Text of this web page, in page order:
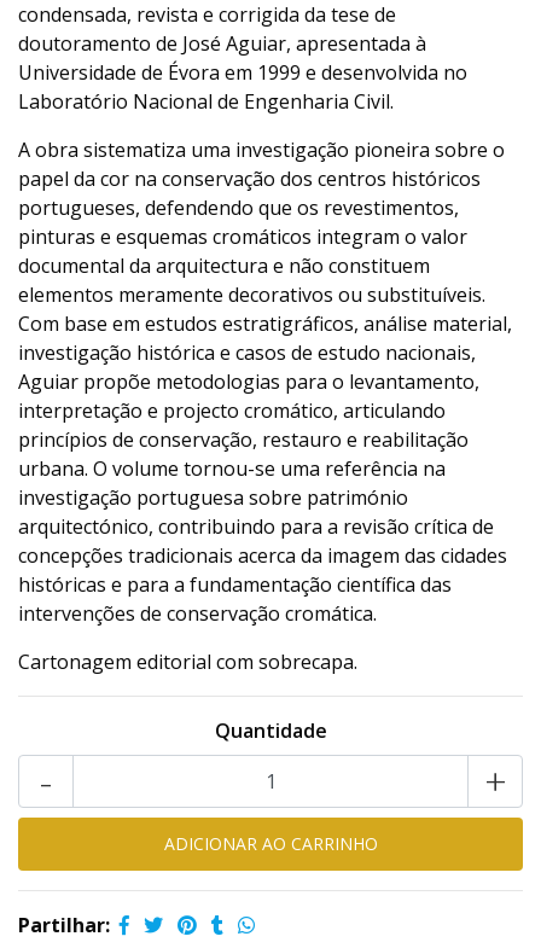
condensada, revista e corrigida da tese de
doutoramento de José Aguiar, apresentada à
Universidade de Évora em 1999 e desenvolvida no
Laboratório Nacional de Engenharia Civil.
A obra sistematiza uma investigação pioneira sobre o
papel da cor na conservação dos centros históricos
portugueses, defendendo que os revestimentos,
pinturas e esquemas cromáticos integram o valor
documental da arquitectura e não constituem
elementos meramente decorativos ou substituíveis.
Com base em estudos estratigráficos, análise material,
investigação histórica e casos de estudo nacionais,
Aguiar propõe metodologias para o levantamento,
interpretação e projecto cromático, articulando
princípios de conservação, restauro e reabilitação
urbana. O volume tornou-se uma referência na
investigação portuguesa sobre património
arquitectónico, contribuindo para a revisão crítica de
concepções tradicionais acerca da imagem das cidades
históricas e para a fundamentação científica das
intervenções de conservação cromática.
Cartonagem editorial com sobrecapa.
Quantidade
+
-
Partilhar: